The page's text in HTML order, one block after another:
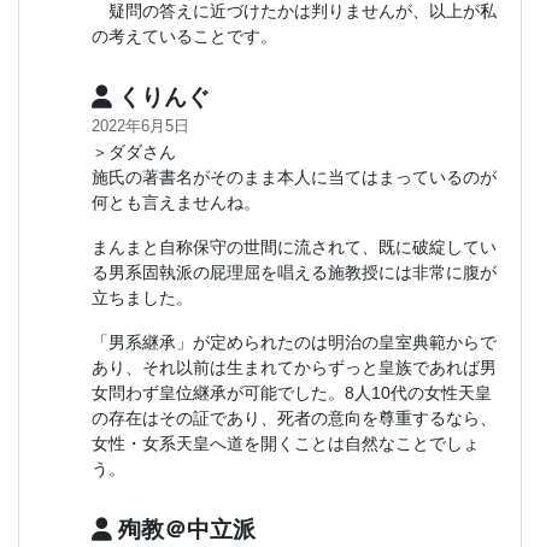
疑問の答えに近づけたかは判りませんが、以上が私
の考えていることです。
くりんぐ
2022年6月5日
＞ダダさん
施氏の著書名がそのまま本人に当てはまっているのが
何とも言えませんね。
まんまと自称保守の世間に流されて、既に破綻してい
る男系固執派の屁理屈を唱える施教授には非常に腹が
立ちました。
「男系継承」が定められたのは明治の皇室典範からで
あり、それ以前は生まれてからずっと皇族であれば男
女問わず皇位継承が可能でした。8人10代の女性天皇
の存在はその証であり、死者の意向を尊重するなら、
女性・女系天皇へ道を開くことは自然なことでしょ
う。
殉教＠中立派